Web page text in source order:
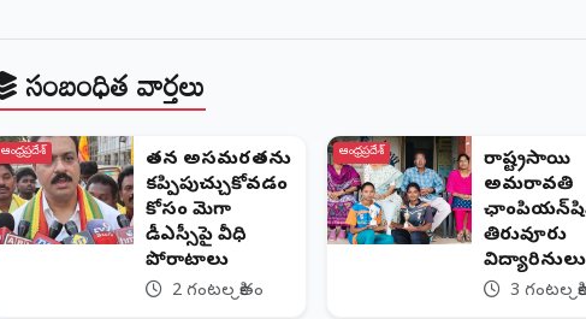
సంబంధిత వార్తలు
ఆంధ్రప్రదేశ్
తన అసమర్థతను
కప్పిపుచ్చుకోవడం
కోసం మెగా
డీఎస్సీపై వీధి
పోరాటాలు
2 గంటల క్రితం
ఆంధ్రప్రదేశ్
రాష్ట్రస్థాయి
అమరావతి
తిరువూరు
విద్యార్థినులు
3 గంటల